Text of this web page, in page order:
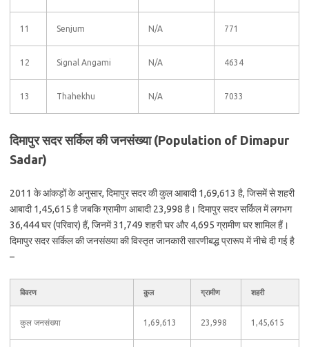
11 Senjum N/A 771
12 Signal Angami N/A 4634
13 Thahekhu N/A 7033
दिमापुर सदर सर्किल की जनसंख्या (Population of Dimapur
Sadar)
2011 के आंकड़ों के अनुसार, दिमापुर सदर की कुल आबादी 1,69,613 है, जिसमें से शहरी
आबादी 1,45,615 है जबकि ग्रामीण आबादी 23,998 है। दिमापुर सदर सर्किल में लगभग
36,444 घर (परिवार) हैं, जिनमें 31,749 शहरी घर और 4,695 ग्रामीण घर शामिल हैं।
दिमापुर सदर सर्किल की जनसंख्या की विस्तृत जानकारी सारणीबद्ध प्रारूप में नीचे दी गई है
–
विवरण कुल ग्रामीण शहरी
कुल जनसंख्या 1,69,613 23,998 1,45,615